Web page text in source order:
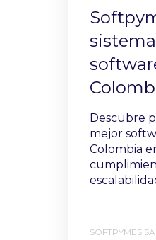
Descubre
mejor
Colombia
SOFTPYMES